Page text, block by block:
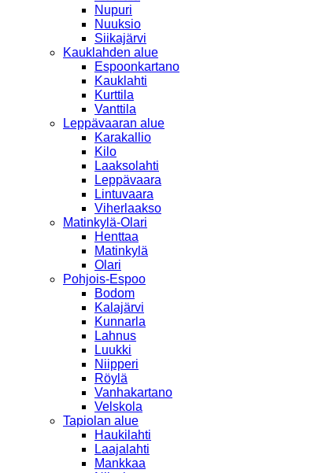
Nupuri
Nuuksio
Siikajärvi
Kauklahden alue
Espoonkartano
Kauklahti
Kurttila
Vanttila
Leppävaaran alue
Karakallio
Kilo
Laaksolahti
Leppävaara
Lintuvaara
Viherlaakso
Matinkylä-Olari
Henttaa
Matinkylä
Olari
Pohjois-Espoo
Bodom
Kalajärvi
Kunnarla
Lahnus
Luukki
Niipperi
Röylä
Vanhakartano
Velskola
Tapiolan alue
Haukilahti
Laajalahti
Mankkaa